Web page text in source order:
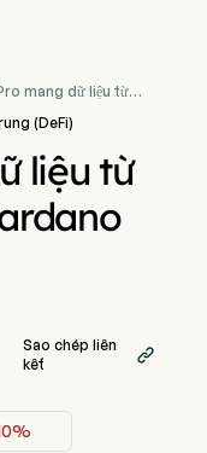
mang dữ liệu từ
(DeFi)
liệu từ
Sao chép liên
kết
